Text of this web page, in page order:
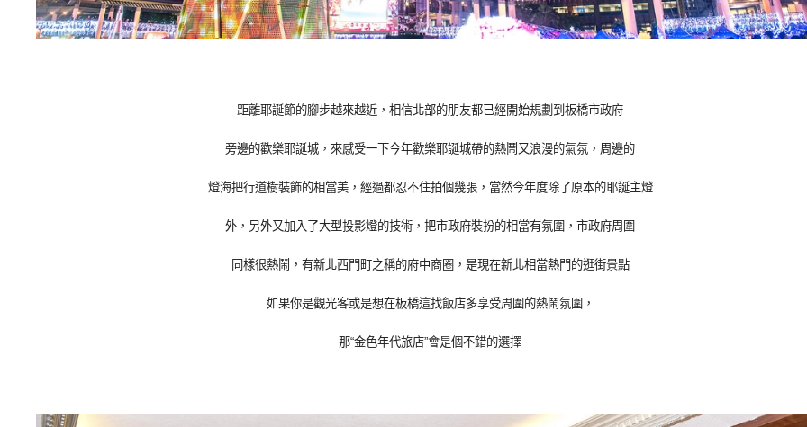
距離耶誕節的腳步越來越近，相信北部的朋友都已經開始規劃到板橋市政府
旁邊的歡樂耶誕城，來感受一下今年歡樂耶誕城帶的熱鬧又浪漫的氣氛，周邊的
燈海把行道樹裝飾的相當美，經過都忍不住拍個幾張，當然今年度除了原本的耶誕主燈
外，另外又加入了大型投影燈的技術，把市政府裝扮的相當有氛圍，市政府周圍
同樣很熱鬧，有新北西門町之稱的府中商圈，是現在新北相當熱門的逛街景點
如果你是觀光客或是想在板橋這找飯店多享受周圍的熱鬧氛圍，
那“金色年代旅店”會是個不錯的選擇